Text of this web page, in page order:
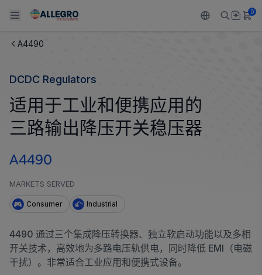
Back To Main Menu
感应
Back To Main Menu
汽车
Technologies
Back To Main Menu
设计和开发
软件门户
Back To Main Menu
Resource Center
Back To Main Menu
关于 ALLEGRO
我们的公司
Growth and Inclusion
联系我们
0
A4490
DCDC Regulators
适用于工业和便携应用的
三路输出降压开关稳压器
A4490
MARKETS SERVED
Consumer Industrial
4490 通过三个集成降压转换器、独立软启动功能以及多相
开关技术，高效地为多路电压轨供电，同时降低 EMI（电磁
干扰）。非常适合工业应用和便携式设备。